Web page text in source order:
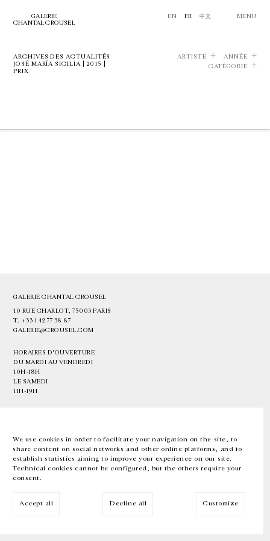
We use cookies in order to facilitate your navigation on the site, to
share content on social networks and other online platforms, and to
establish statistics aiming to improve your experience on our site.
Technical cookies cannot be configured, but the others require your
consent.
Accept all Decline all Customize
GALERIE
CHANTAL CROUSEL
EN FR 中文 MENU
ARCHIVES DES ACTUALITÉS
JOSÉ MARÍA SICILIA | 2015 |
PRIX
ARTISTE
ANNÉE
CATÉGORIE
GALERIE CHANTAL CROUSEL
10 RUE CHARLOT, 75003 PARIS
T. +33 1 42 77 38 87
GALERIE@CROUSEL.COM
HORAIRES D'OUVERTURE
DU MARDI AU VENDREDI
10H-18H
LE SAMEDI
11H-19H
EN FR 中文 Facebook Instagram
Inscrivez-vous à notre newsletter